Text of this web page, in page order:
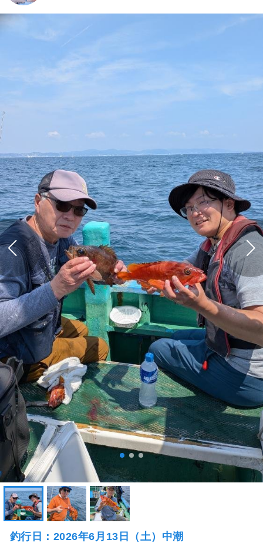
釣行日：2026年6月13日（土）中潮